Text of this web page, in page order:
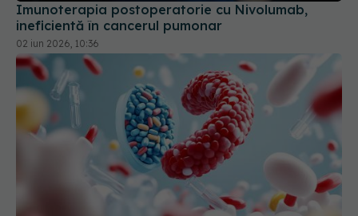
Imunoterapia postoperatorie cu Nivolumab,
ineficientă în cancerul pumonar
02 iun 2026, 10:36